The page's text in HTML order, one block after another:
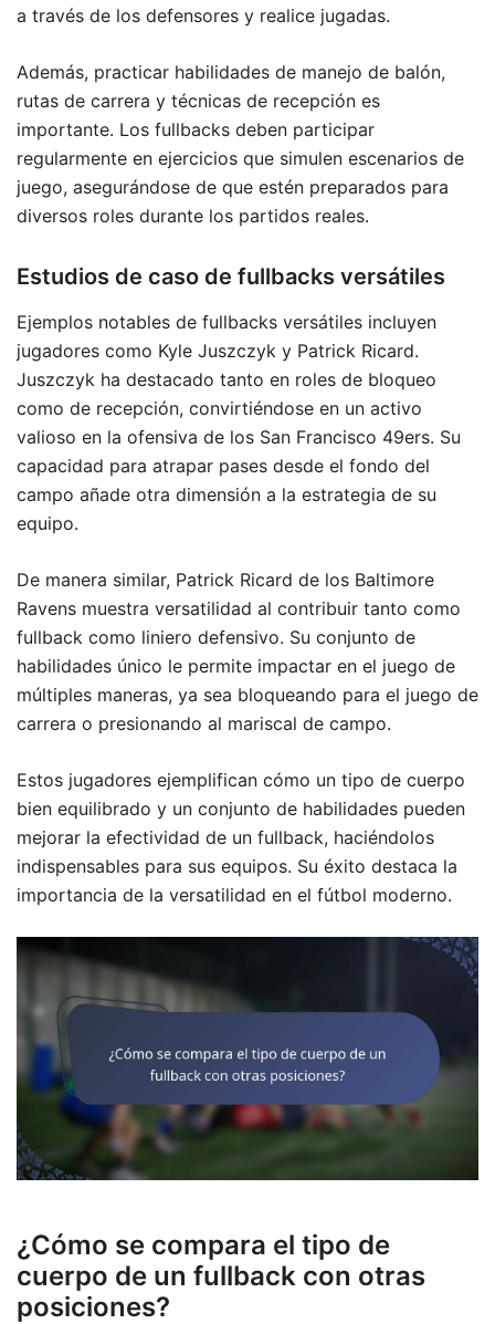
a través de los defensores y realice jugadas.
Además, practicar habilidades de manejo de balón,
rutas de carrera y técnicas de recepción es
importante. Los fullbacks deben participar
regularmente en ejercicios que simulen escenarios de
juego, asegurándose de que estén preparados para
diversos roles durante los partidos reales.
Estudios de caso de fullbacks versátiles
Ejemplos notables de fullbacks versátiles incluyen
jugadores como Kyle Juszczyk y Patrick Ricard.
Juszczyk ha destacado tanto en roles de bloqueo
como de recepción, convirtiéndose en un activo
valioso en la ofensiva de los San Francisco 49ers. Su
capacidad para atrapar pases desde el fondo del
campo añade otra dimensión a la estrategia de su
equipo.
De manera similar, Patrick Ricard de los Baltimore
Ravens muestra versatilidad al contribuir tanto como
fullback como liniero defensivo. Su conjunto de
habilidades único le permite impactar en el juego de
múltiples maneras, ya sea bloqueando para el juego de
carrera o presionando al mariscal de campo.
Estos jugadores ejemplifican cómo un tipo de cuerpo
bien equilibrado y un conjunto de habilidades pueden
mejorar la efectividad de un fullback, haciéndolos
indispensables para sus equipos. Su éxito destaca la
importancia de la versatilidad en el fútbol moderno.
¿Cómo se compara el tipo de
cuerpo de un fullback con otras
posiciones?